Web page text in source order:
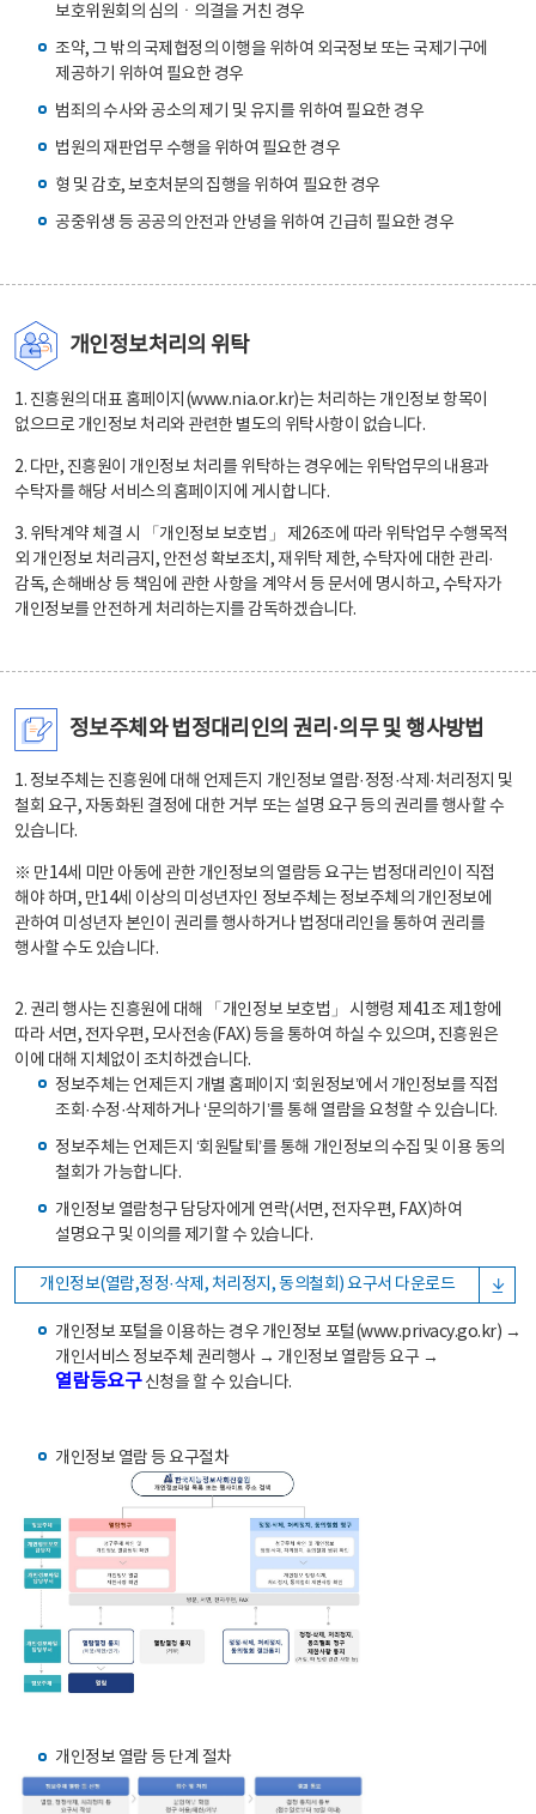
보호위원회의 심의ㆍ의결을 거친 경우
조약, 그 밖의 국제협정의 이행을 위하여 외국정보 또는 국제기구에
제공하기 위하여 필요한 경우
범죄의 수사와 공소의 제기 및 유지를 위하여 필요한 경우
법원의 재판업무 수행을 위하여 필요한 경우
형 및 감호, 보호처분의 집행을 위하여 필요한 경우
공중위생 등 공공의 안전과 안녕을 위하여 긴급히 필요한 경우
개인정보처리의 위탁
1. 진흥원의 대표 홈페이지(www.nia.or.kr)는 처리하는 개인정보 항목이
없으므로 개인정보 처리와 관련한 별도의 위탁사항이 없습니다.
2. 다만, 진흥원이 개인정보 처리를 위탁하는 경우에는 위탁업무의 내용과
수탁자를 해당 서비스의 홈페이지에 게시합니다.
3. 위탁계약 체결 시 「개인정보 보호법」 제26조에 따라 위탁업무 수행목적
외 개인정보 처리금지, 안전성 확보조치, 재위탁 제한, 수탁자에 대한 관리·
감독, 손해배상 등 책임에 관한 사항을 계약서 등 문서에 명시하고, 수탁자가
개인정보를 안전하게 처리하는지를 감독하겠습니다.
정보주체와 법정대리인의 권리·의무 및 행사방법
1. 정보주체는 진흥원에 대해 언제든지 개인정보 열람·정정·삭제·처리정지 및
철회 요구, 자동화된 결정에 대한 거부 또는 설명 요구 등의 권리를 행사할 수
있습니다.
※ 만14세 미만 아동에 관한 개인정보의 열람등 요구는 법정대리인이 직접
해야 하며, 만14세 이상의 미성년자인 정보주체는 정보주체의 개인정보에
관하여 미성년자 본인이 권리를 행사하거나 법정대리인을 통하여 권리를
행사할 수도 있습니다.
2. 권리 행사는 진흥원에 대해 「개인정보 보호법」 시행령 제41조 제1항에
따라 서면, 전자우편, 모사전송(FAX) 등을 통하여 하실 수 있으며, 진흥원은
이에 대해 지체없이 조치하겠습니다.
정보주체는 언제든지 개별 홈페이지 ‘회원정보’에서 개인정보를 직접
조회·수정·삭제하거나 ‘문의하기’를 통해 열람을 요청할 수 있습니다.
정보주체는 언제든지 ‘회원탈퇴’를 통해 개인정보의 수집 및 이용 동의
철회가 가능합니다.
개인정보 열람청구 담당자에게 연락(서면, 전자우편, FAX)하여
설명요구 및 이의를 제기할 수 있습니다.
개인정보(열람,정정·삭제, 처리정지, 동의철회) 요구서 다운로드
개인정보 포털을 이용하는 경우 개인정보 포털(www.privacy.go.kr) →
개인서비스 정보주체 권리행사 → 개인정보 열람등 요구 →
열람등요구신청을 할 수 있습니다.
개인정보 열람 등 요구절차
개인정보 열람 등 단계 절차